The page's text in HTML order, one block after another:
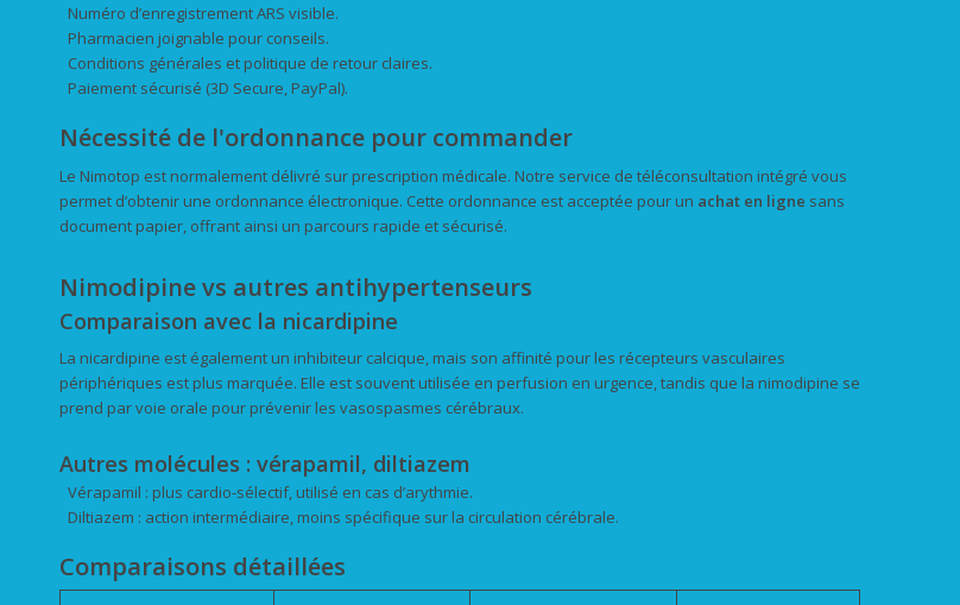
Numéro d’enregistrement ARS visible.
Pharmacien joignable pour conseils.
Conditions générales et politique de retour claires.
Paiement sécurisé (3D Secure, PayPal).
Nécessité de l'ordonnance pour commander
Le Nimotop est normalement délivré sur prescription médicale. Notre service de téléconsultation intégré vous
permet d’obtenir une ordonnance électronique. Cette ordonnance est acceptée pour un achat en ligne sans
document papier, offrant ainsi un parcours rapide et sécurisé.
Nimodipine vs autres antihypertenseurs
Comparaison avec la nicardipine
La nicardipine est également un inhibiteur calcique, mais son affinité pour les récepteurs vasculaires
périphériques est plus marquée. Elle est souvent utilisée en perfusion en urgence, tandis que la nimodipine se
prend par voie orale pour prévenir les vasospasmes cérébraux.
Autres molécules : vérapamil, diltiazem
Vérapamil : plus cardio-sélectif, utilisé en cas d’arythmie.
Diltiazem : action intermédiaire, moins spécifique sur la circulation cérébrale.
Comparaisons détaillées